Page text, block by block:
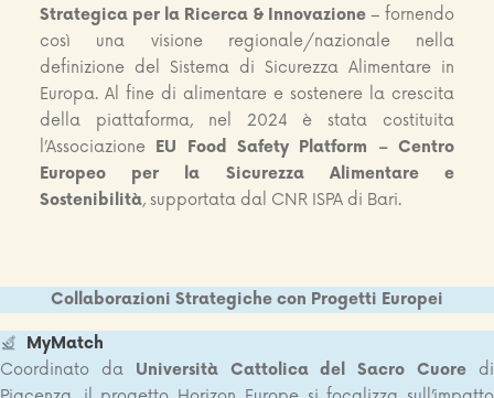
Strategica per la Ricerca & Innovazione – fornendo
così una visione regionale/nazionale nella
definizione del Sistema di Sicurezza Alimentare in
Europa. Al fine di alimentare e sostenere la crescita
della piattaforma, nel 2024 è stata costituita
l’Associazione EU Food Safety Platform – Centro
Europeo per la Sicurezza Alimentare e
Sostenibilità, supportata dal CNR ISPA di Bari.
Collaborazioni Strategiche con Progetti Europei
MyMatch
Coordinato da Università Cattolica del Sacro Cuore di